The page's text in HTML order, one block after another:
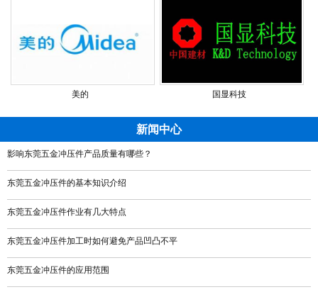
美的 国显科技
新闻中心
影响东莞五金冲压件产品质量有哪些？
东莞五金冲压件的基本知识介绍
东莞五金冲压件作业有几大特点
东莞五金冲压件加工时如何避免产品凹凸不平
东莞五金冲压件的应用范围